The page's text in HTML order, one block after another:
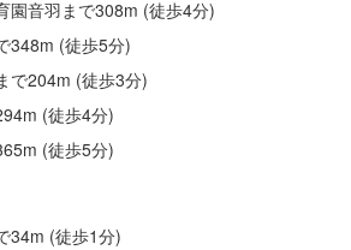
園音羽まで308m (徒歩4分)
348m (徒歩5分)
で204m (徒歩3分)
(徒歩4分)
(徒歩5分)
34m (徒歩1分)